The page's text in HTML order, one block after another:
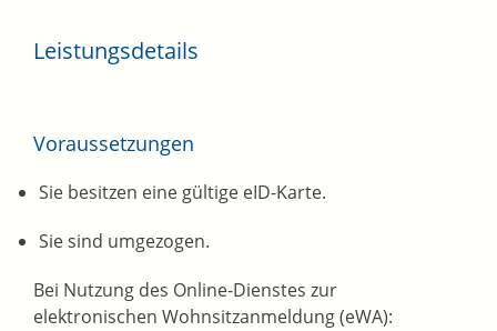
Leistungsdetails
Voraussetzungen
Sie besitzen eine gültige eID-Karte.
Sie sind umgezogen.
Bei Nutzung des Online-Dienstes zur
elektronischen Wohnsitzanmeldung (eWA):